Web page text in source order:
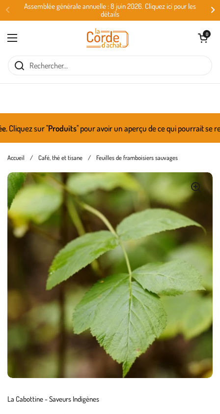
Passer au contenu
Assemblée générale annuelle : 8 juin 2026. Cliquez ici pour les
détails
Ouvrir le menu
Ouvrir le
0
sur ''Produits'' pour avoir un aperçu de ce qui pourrait se
Accueil / Café, thé et tisane / Feuilles de framboisiers sauvages
La Cabottine - Saveurs Indigènes